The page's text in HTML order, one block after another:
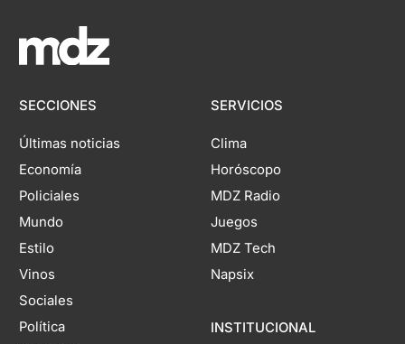
SECCIONES
Últimas noticias
Economía
Policiales
Mundo
Estilo
Vinos
Sociales
Política
SERVICIOS
Clima
Horóscopo
MDZ Radio
Juegos
MDZ Tech
Napsix
INSTITUCIONAL